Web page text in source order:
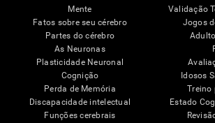
Mente
Fatos sobre seu cérebro
Partes do cérebro
As Neuronas
Plasticidade Neuronal
Cognição
Perda de Memória
Discapacidade intelectual
Funções cerebrais
Validação
Jogos
Idosos
Treino
Estado